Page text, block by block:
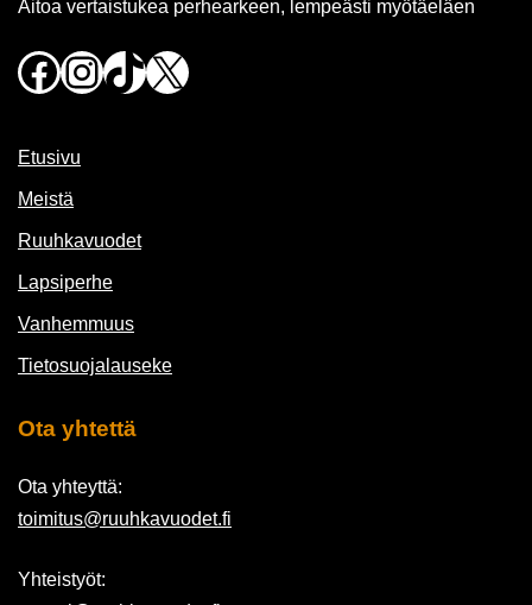
Aitoa vertaistukea perhearkeen, lempeästi myötäeläen
Facebook
Instagram
TikTok
X
Etusivu
Meistä
Ruuhkavuodet
Lapsiperhe
Vanhemmuus
Tietosuojalauseke
Ota yhtettä
Ota yhteyttä:
toimitus@ruuhkavuodet.fi
Yhteistyöt: